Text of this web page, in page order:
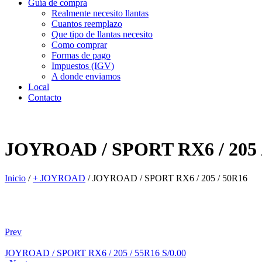
Guía de compra
Realmente necesito llantas
Cuantos reemplazo
Que tipo de llantas necesito
Como comprar
Formas de pago
Impuestos (IGV)
A donde enviamos
Local
Contacto
JOYROAD / SPORT RX6 / 205
Inicio /+ JOYROAD /JOYROAD / SPORT RX6 / 205 / 50R16
Prev
JOYROAD / SPORT RX6 / 205 / 55R16 S/0.00